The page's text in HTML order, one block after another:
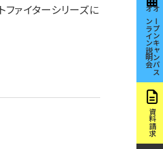
ァイターシリーズに オープンキャンパス
オンライン説明会
資料請求